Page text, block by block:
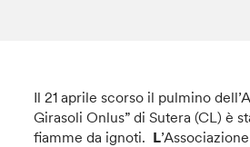
Il 21 aprile scorso il pulmino
Girasoli Onlus” di Sutera (CL) è
fiamme da ignoti. L